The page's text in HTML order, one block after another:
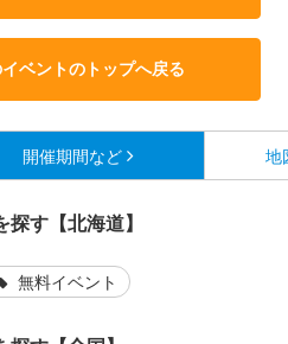
ベントのトップへ戻る
開催期間など 地
す【北海道】
無料イベント